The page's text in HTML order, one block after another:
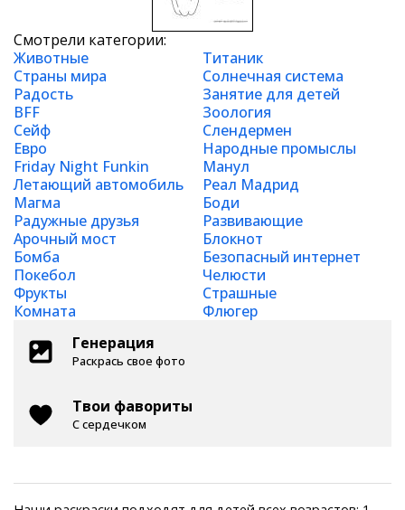
Смотрели категории:
Животные
Титаник
Страны мира
Солнечная система
Радость
Занятие для детей
BFF
Зоология
Сейф
Слендермен
Евро
Народные промыслы
Friday Night Funkin
Манул
Летающий автомобиль
Реал Мадрид
Магма
Боди
Радужные друзья
Развивающие
Арочный мост
Блокнот
Бомба
Безопасный интернет
Покебол
Челюсти
Фрукты
Страшные
Комната
Флюгер
Генерация
Раскрась свое фото
Твои фавориты
С сердечком